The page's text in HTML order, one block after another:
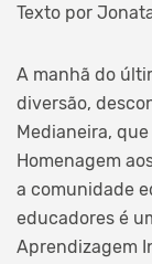
Texto por
A manhã do
diversão,
Medianeira,
Homenagem
a comunidade
educadores é
Aprendizagem